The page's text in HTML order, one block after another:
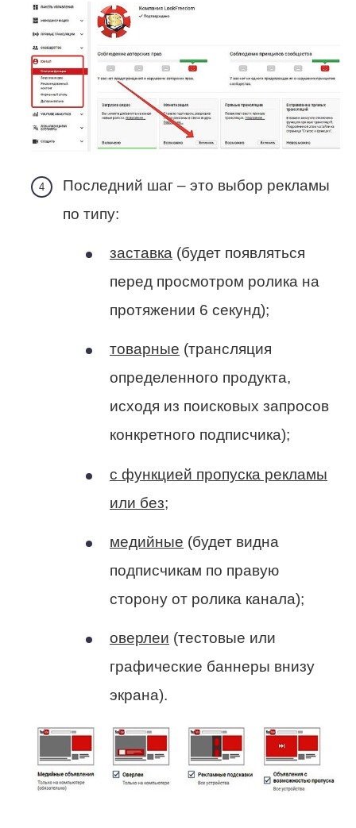
Последний шаг – это выбор рекламы
по типу:
заставка (будет появляться
перед просмотром ролика на
протяжении 6 секунд);
товарные (трансляция
определенного продукта,
исходя из поисковых запросов
конкретного подписчика);
с функцией пропуска рекламы
или без;
медийные (будет видна
подписчикам по правую
сторону от ролика канала);
оверлеи (тестовые или
графические баннеры внизу
экрана).